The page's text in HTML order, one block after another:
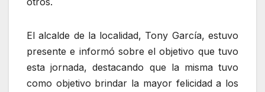
El alcalde de la localidad, Tony García, estuvo
presente e informó sobre el objetivo que tuvo
esta jornada, destacando que la misma tuvo
como objetivo brindar la mayor felicidad a los